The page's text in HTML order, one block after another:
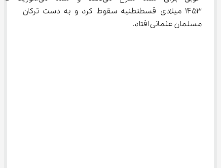
۱۴۵۳ میلادی قسطنطنیه سقوط کرد و به دست ترکان
مسلمان عثمانی افتاد.